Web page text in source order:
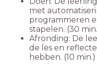
met
programmeren
stapelen. (30
Afronding: De
de les en
hebben. (10 min.)